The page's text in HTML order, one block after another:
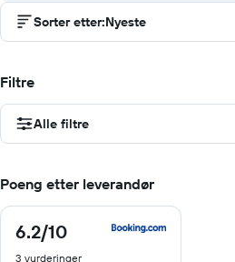
Sorter etter:Nyeste
Filtre
Alle filtre
Poeng etter leverandør
6.2/10
6.2
3 vurderinger